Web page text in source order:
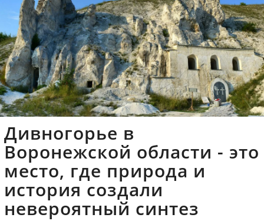
Дивногорье в
Воронежской области - это
место, где природа и
история создали
невероятный синтез